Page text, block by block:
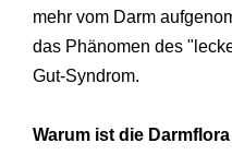
mehr vom Darm
das Phänomen des
Gut-Syndrom.
Warum ist die